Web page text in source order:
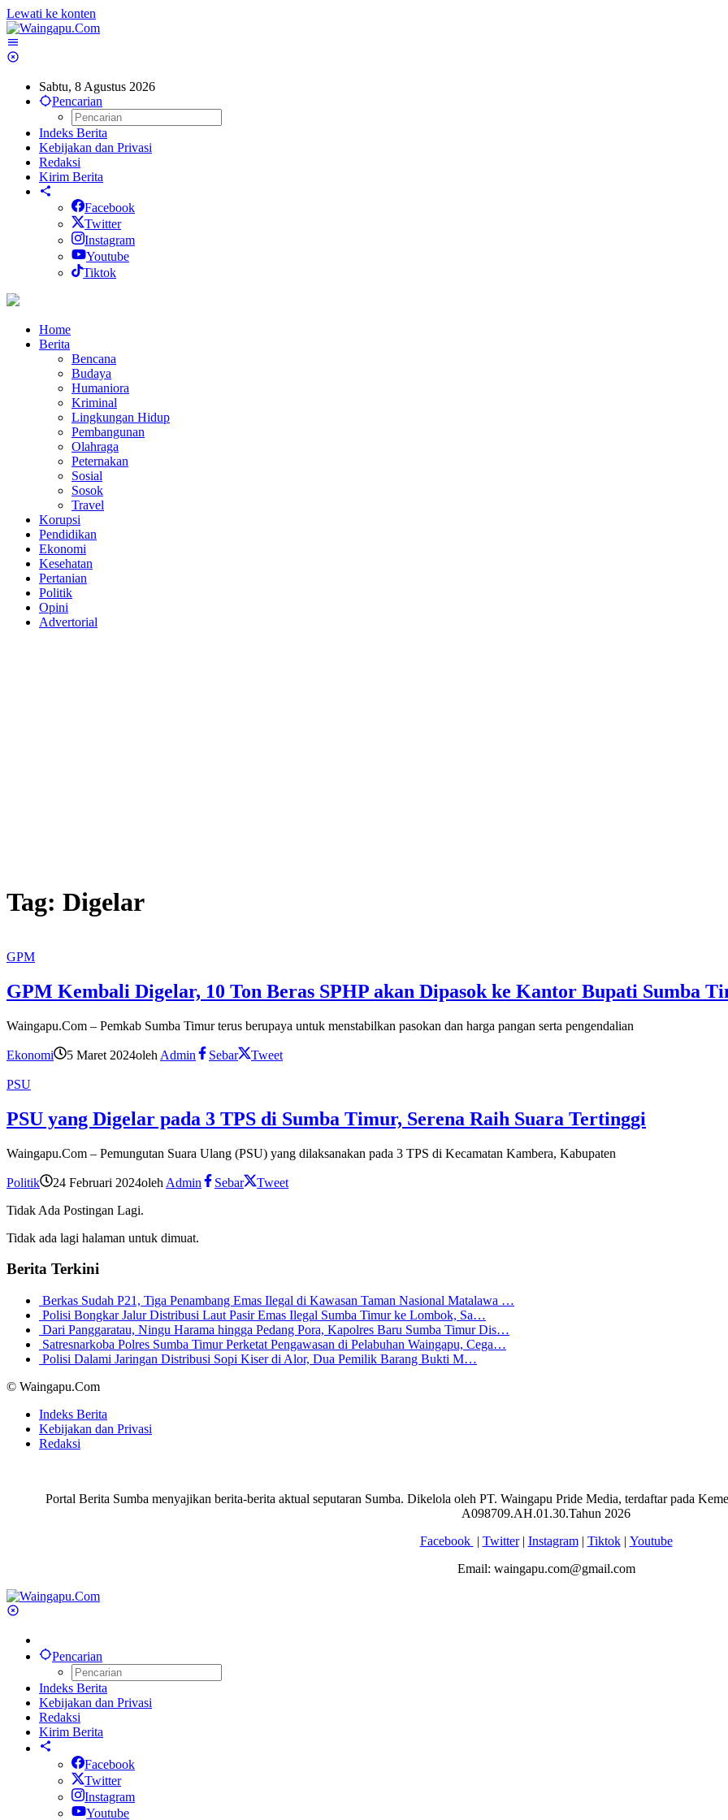
Lewati ke konten
Sabtu, 8 Agustus 2026
Pencarian
Indeks Berita
Kebijakan dan Privasi
Redaksi
Kirim Berita
Facebook
Twitter
Instagram
Youtube
Tiktok
Home
Berita
Bencana
Budaya
Humaniora
Kriminal
Lingkungan Hidup
Pembangunan
Olahraga
Peternakan
Sosial
Sosok
Travel
Korupsi
Pendidikan
Ekonomi
Kesehatan
Pertanian
Politik
Opini
Advertorial
Tag: Digelar
GPM
GPM Kembali Digelar, 10 Ton Beras SPHP akan Dipasok ke Kantor Bupati Sumba
Waingapu.Com – Pemkab Sumba Timur terus berupaya untuk menstabilkan pasokan dan harga pangan serta pengendalian
Ekonomi 5 Maret 2024oleh Admin Sebar Tweet
PSU
PSU yang Digelar pada 3 TPS di Sumba Timur, Serena Raih Suara Tertinggi
Waingapu.Com – Pemungutan Suara Ulang (PSU) yang dilaksanakan pada 3 TPS di Kecamatan Kambera, Kabupaten
Politik 24 Februari 2024oleh Admin Sebar
Tweet
Tidak Ada Postingan Lagi.
Tidak ada lagi halaman untuk dimuat.
Berita Terkini
Berkas Sudah P21, Tiga Penambang Emas Ilegal di Kawasan Taman Nasional Matalawa …
Polisi Bongkar Jalur Distribusi Laut Pasir Emas Ilegal Sumba Timur ke Lombok, Sa…
Dari Panggaratau, Ningu Harama hingga Pedang Pora, Kapolres Baru Sumba Timur Dis…
Satresnarkoba Polres Sumba Timur Perketat Pengawasan di Pelabuhan Waingapu, Cega…
Polisi Dalami Jaringan Distribusi Sopi Kiser di Alor, Dua Pemilik Barang Bukti M…
© Waingapu.Com
Indeks Berita
Kebijakan dan Privasi
Redaksi
Portal Berita Sumba menyajikan berita-berita aktual seputaran Sumba. Dikelola oleh PT. Waingapu Pride Media, terdaftar pada
A098709.AH.01.30.Tahun 2026
Facebook | Twitter| Instagram| Tiktok| Youtube
Email: waingapu.com@gmail.com
Pencarian
Indeks Berita
Kebijakan dan Privasi
Redaksi
Kirim Berita
Facebook
Twitter
Instagram
Youtube